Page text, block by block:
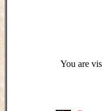
You are